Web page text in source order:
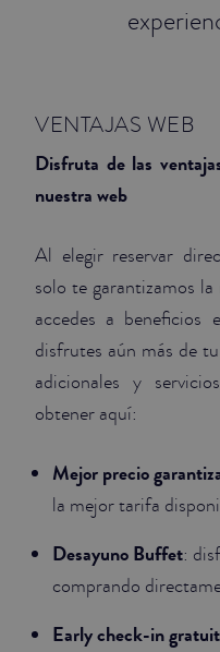
VENTAJAS WEB
Disfruta de las
nuestra web
Al elegir reservar
solo te garantizamos
accedes a beneficios
disfrutes aún más de
adicionales y
obtener aquí:
Mejor precio
la mejor tarifa
Desayuno Buffet:
comprando
Early check-in
SUITE